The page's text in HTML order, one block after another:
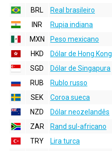
BRL
Real brasileiro
INR
Rupia indiana
MXN
Peso mexicano
HKD
Dólar de Hong Kong
SGD
Dólar de Singapura
RUB
Rublo russo
SEK
Coroa sueca
NZD
Dólar neozelandês
ZAR
Rand sul-africano
TRY
Lira turca